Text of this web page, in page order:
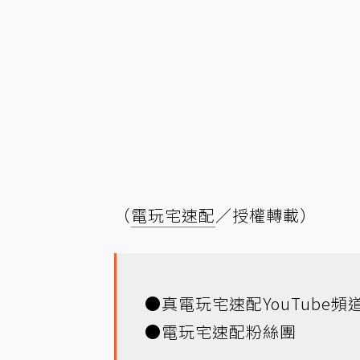
（電玩宅速配／授權轉載）
●真電玩宅速配YouTube頻
●電玩宅速配粉絲團